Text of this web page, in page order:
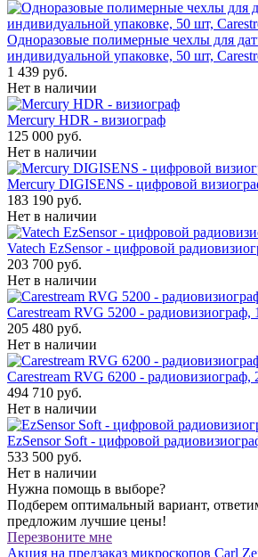
Одноразовые полимерные чехлы для
индивидуальной упаковке, 50 шт,
1 439 руб.
Нет в наличии
Mercury HDR - визиограф
125 000 руб.
Нет в наличии
Mercury DIGISENS - цифровой
183 190 руб.
Нет в наличии
Vatech EzSensor - цифровой
203 700 руб.
Нет в наличии
Carestream RVG 5200 -
205 480 руб.
Нет в наличии
Carestream RVG 6200 -
494 710 руб.
Нет в наличии
EzSensor Soft - цифровой
533 500 руб.
Нет в наличии
Нужна помощь в выборе?
Подберем оптимальный вариант,
предложим лучшие цены!
Перезвоните мне
Акция на предзаказ микроскопов Carl